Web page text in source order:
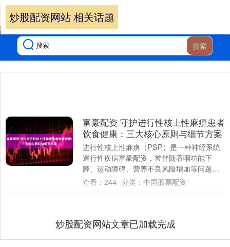
搜索
炒股配资网站 相关话题
富豪配资 守护进行性核上性麻痹患者
饮食健康：三大核心原则与细节方案
进行性核上性麻痹（PSP）是一种神经系统
退行性疾病富豪配资，常伴随吞咽功能下
降、运动障碍、营养不良风险增加等问题，
科学饮食需围绕 “保障安全吞咽、维持营养均
查看： 244 分类： 中国股票配资
炒股配资网站文章已加载完成